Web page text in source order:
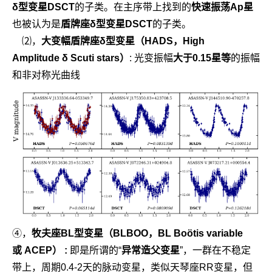
δ型变星DSCT的子类。在主序带上找到的快速振荡Ap星
也被认为是盾牌座δ型变星DSCT的子类。
⑵， 大变幅盾牌座δ型变星（HADS，High
Amplitude δ Scuti stars） : 光变振幅大于0.15星等的振幅
和非对称光曲线
④， 牧夫座BL型变星（BLBOO，BL Boötis variable
或 ACEP） : 即是所谓的“异常造父变星”， 一群在不稳定
带上，周期0.4-2天的脉动变星，类似天琴座RR变星，但